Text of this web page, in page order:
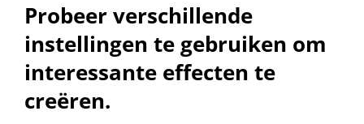
Probeer verschillende
instellingen te gebruiken om
interessante effecten te
creëren.